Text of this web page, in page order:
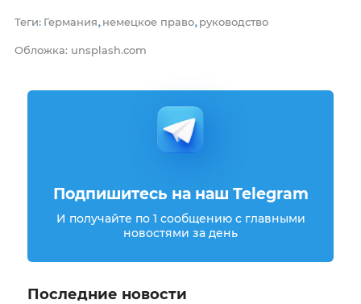
Теги: Германия, немецкое право, руководство
Обложка: unsplash.com
Подпишитесь на наш Telegram
И получайте по 1 сообщению с главными
новостями за день
Последние новости